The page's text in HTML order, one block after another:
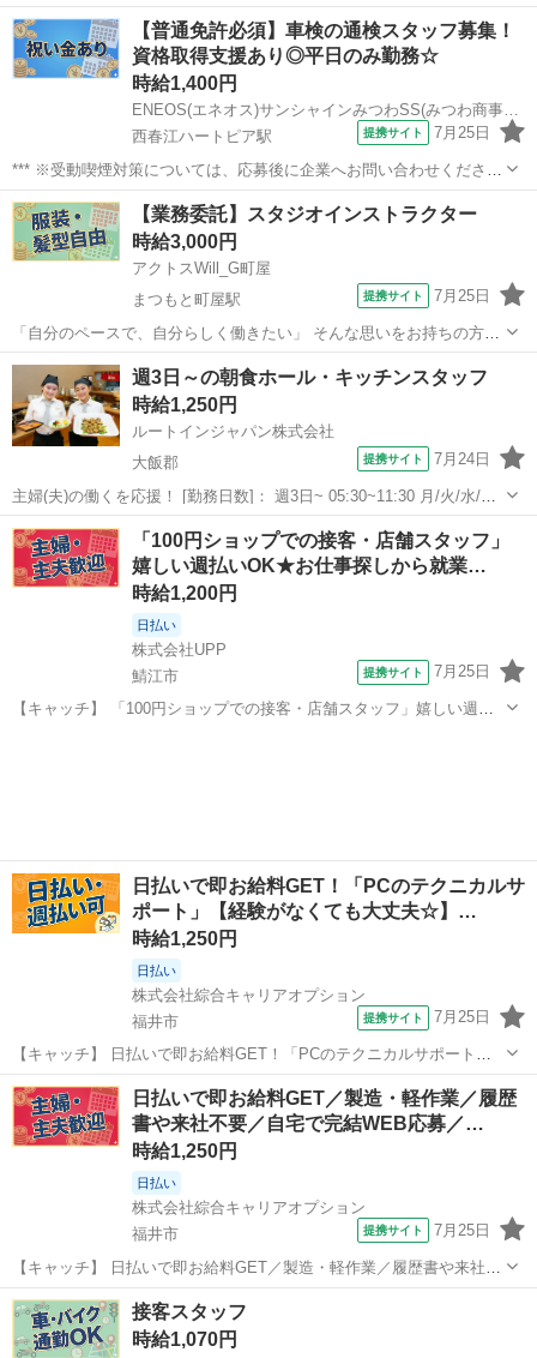
【経験がなくても大丈夫☆】残業ほぼナシでプラ充！好きな髪色で
OK♪少人数の職場！高時給1250円！ 【コメント】 製造のお仕事が豊
富★未経験で働いてみたい方...
福井 福井市 その他
【普通免許必須】車検の通検スタッフ募集！
資格取得支援あり◎平日のみ勤務☆
時給1,400円
ENEOS(エネオス)サンシャインみつわSS(みつわ商事有限会社)
西春江ハートピア駅
提携サイト 7月25日
*** ※受動喫煙対策については、応募後に企業へお問い合わせくださ
い。 アルバイト,パート 学歴不問、未経験者OK、普通免許をお持ちの
方 年齢不問、バイク通勤OK、車通勤OK、未経験歓迎
福井 坂井市 西春江ハートピア駅 ガソリンスタンド
【業務委託】スタジオインストラクター
時給3,000円
アクトスWill_G町屋
まつもと町屋駅
提携サイト 7月25日
「自分のペースで、自分らしく働きたい」 そんな思いをお持ちの方に
ぴったりのお仕事です！ 当ジムでは、インストラクターの皆さんが無
理なく続けられるよう、 ライフスタイルに合わせて柔軟にシフト調整
ができる環境を整えています。 ...
福井 福井市 まつもと町屋駅 その他
週3日～の朝食ホール・キッチンスタッフ
時給1,250円
ルートインジャパン株式会社
大飯郡
提携サイト 7月24日
主婦(夫)の働くを応援！ [勤務日数]： 週3日~ 05:30~11:30 月/火/水/木/
金/土/日 などから選べます [勤務地・最寄駅]： 福井県大飯郡宮崎49-1-
1 ホテルルートイン大飯高浜 若狭高浜駅自動車3分...
福井 大飯郡 ホールスタッフ
「100円ショップでの接客・店舗スタッフ」
嬉しい週払いOK★お仕事探しから就業…
時給1,200円
日払い
株式会社UPP
鯖江市
提携サイト 7月25日
【キャッチ】 「100円ショップでの接客・店舗スタッフ」嬉しい週払
日払いで即お給料GET！「PCのテクニカルサ
ポート」【経験がなくても大丈夫☆】…
時給1,250円
日払い
株式会社綜合キャリアオプション
福井市
提携サイト 7月25日
【キャッチ】 日払いで即お給料GET！「PCのテクニカルサポート」
【経験がなくても大丈夫☆】残業ほぼナシでプラ充!好きな髪色でOK♪
少人数の職場!高時給1250円！ 【コメント】 製造のお仕事をお探しに
おススメ♪ 「未経...
福井 福井市 その他
日払いで即お給料GET／製造・軽作業／履歴
書や来社不要／自宅で完結WEB応募／…
時給1,250円
日払い
株式会社綜合キャリアオプション
福井市
提携サイト 7月25日
【キャッチ】 日払いで即お給料GET／製造・軽作業／履歴書や来社不
要／自宅で完結WEB応募／福井市周辺 【コメント】 ＼大手人材派遣
会社で働きませんか♪／ 「新しい職場は不安・・・」 「経験はないけ
どチャレンジしたい！」...
福井 福井市 その他
接客スタッフ
時給1,070円